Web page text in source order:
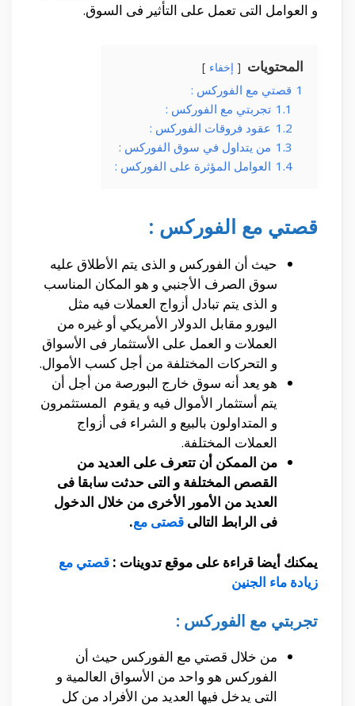
و العوامل التى تعمل على التأثير فى السوق.
المحتويات إخفاء
1 قصتي مع الفوركس :
1.1 تجربتي مع الفوركس :
1.2 عقود فروقات الفوركس :
1.3 من يتداول في سوق الفوركس :
1.4 العوامل المؤثرة على الفوركس :
قصتي مع الفوركس :
حيث أن الفوركس و الذى يتم الأطلاق عليه
سوق الصرف الأجنبي و هو المكان المناسب
و الذى يتم تبادل أزواج العملات فيه مثل
اليورو مقابل الدولار الأمريكي أو غيره من
العملات و العمل على الأستثمار فى الأسواق
و التحركات المختلفة من أجل كسب الأموال.
هو يعد أنه سوق خارج البورصة من أجل أن
يتم أستثمار الأموال فيه و يقوم المستثمرون
و المتداولون بالبيع و الشراء فى أزواج
العملات المختلفة.
من الممكن أن تتعرف على العديد من
القصص المختلفة و التى حدثت سابقا فى
العديد من الأمور الأخرى من خلال الدخول
فى الرابط التالى قصتى مع.
يمكنك أيضا قراءة على موقع تدوينات : قصتي مع
زيادة ماء الجنين
تجربتي مع الفوركس :
من خلال قصتي مع الفوركس حيث أن
الفوركس هو واحد من الأسواق العالمية و
التى يدخل فيها العديد من الأفراد من كل